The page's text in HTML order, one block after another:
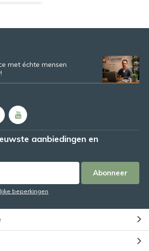
met échte mensen
aanbiedingen en
Abonneer
beperkingen